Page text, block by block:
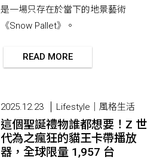
是一場只存在於當下的地景藝術
《Snow Pallet》。
READ MORE
2025.12.23 Lifestyle｜風格生活
這個聖誕禮物誰都想要！Z 世
代為之瘋狂的貓王卡帶播放
器，全球限量 1,957 台